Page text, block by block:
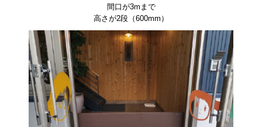
間口が3mまで
高さが2段（600mm）